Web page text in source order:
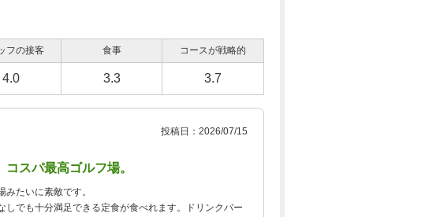
フの接客 食事 コースが戦略的
4.0 3.3 3.7
投稿日：2026/07/15
スパ最高ゴルフ場。
たいに素敵です。
しでも十分満足できる定食が食べれます。ドリンクバー